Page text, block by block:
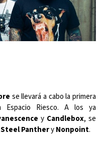
se llevará a cabo la primera
Espacio Riesco. A los ya
y Candlebox, se
Steel PantheryNonpoint.